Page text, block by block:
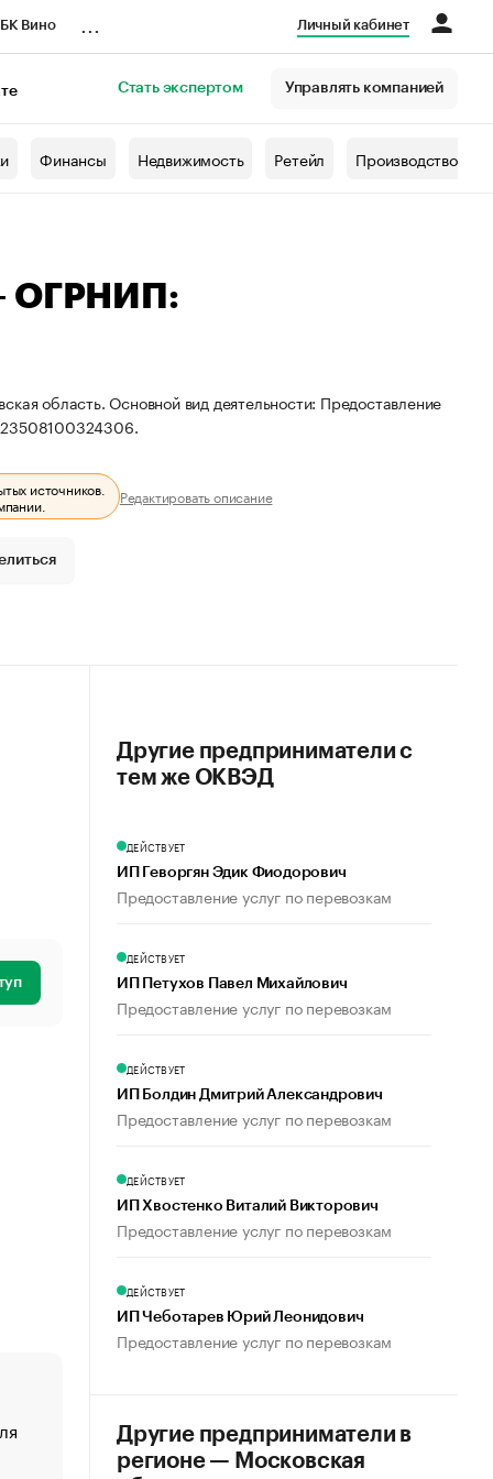
Вино Личный кабинет
Стать экспертом Управлять компанией
Финансы Недвижимость Ретейл Производство
ОГРНИП:
область. Основной вид деятельности: Предоставление
источников.
Редактировать описание
«От спорта тело стареет иначе». Как живет глава
создавшей GTA
Другие предприниматели с
тем же ОКВЭД
ДЕЙСТВУЕТ
ИП Геворгян Эдик Фиодорович
Предоставление услуг по перевозкам
ДЕЙСТВУЕТ
ИП Петухов Павел Михайлович
Предоставление услуг по перевозкам
ДЕЙСТВУЕТ
ИП Болдин Дмитрий Александрович
Предоставление услуг по перевозкам
ДЕЙСТВУЕТ
ИП Хвостенко Виталий Викторович
Предоставление услуг по перевозкам
ДЕЙСТВУЕТ
ИП Чеботарев Юрий Леонидович
Предоставление услуг по перевозкам
Другие предприниматели в
регионе — Московская